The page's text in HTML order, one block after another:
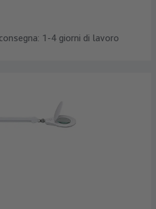
1-4 giorni di lavoro